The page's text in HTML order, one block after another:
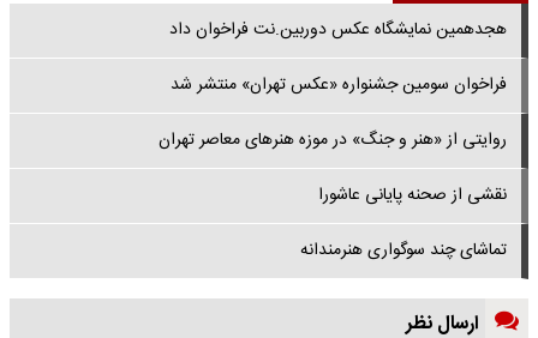
هجدهمین نمایشگاه عکس دوربین.نت فراخوان داد
فراخوان سومین جشنواره «عکس تهران» منتشر شد
روایتی از «هنر و جنگ» در موزه هنرهای معاصر تهران
نقشی از صحنه پایانی عاشورا
تماشای چند سوگواری هنرمندانه
ارسال نظر